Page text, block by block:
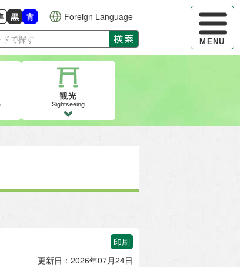
ハンバー
MENU
戻す
色の変更：白
黒
背景色の変更：黒
青
背景色の変更：青
Foreign Language
検索
観光
Sightseeing
印刷
更新日：2026年07月24日